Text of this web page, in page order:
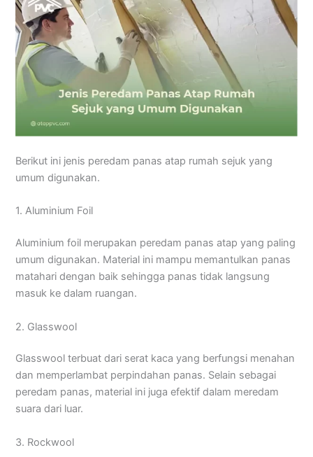
Berikut ini jenis peredam panas atap rumah sejuk yang
umum digunakan.
1. Aluminium Foil
Aluminium foil merupakan peredam panas atap yang paling
umum digunakan. Material ini mampu memantulkan panas
matahari dengan baik sehingga panas tidak langsung
masuk ke dalam ruangan.
2. Glasswool
Glasswool terbuat dari serat kaca yang berfungsi menahan
dan memperlambat perpindahan panas. Selain sebagai
peredam panas, material ini juga efektif dalam meredam
suara dari luar.
3. Rockwool